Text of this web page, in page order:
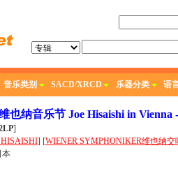
音乐类别 SACD/XRCD 乐器分类 语
也纳音乐节 Joe Hisaishi in Vienna
]
HISAISHI] [WIENER SYMPHONIKER维也纳交
本